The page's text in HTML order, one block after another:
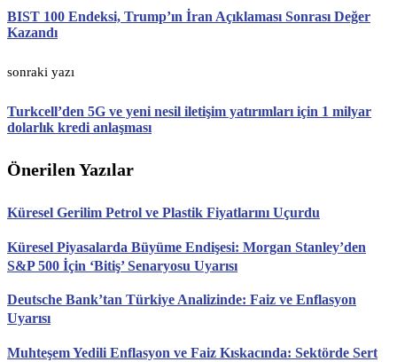
BIST 100 Endeksi, Trump’ın İran Açıklaması Sonrası Değer
Kazandı
sonraki yazı
Turkcell’den 5G ve yeni nesil iletişim yatırımları için 1 milyar
dolarlık kredi anlaşması
Önerilen Yazılar
Küresel Gerilim Petrol ve Plastik Fiyatlarını Uçurdu
Küresel Piyasalarda Büyüme Endişesi: Morgan Stanley’den
S&P 500 İçin ‘Bitiş’ Senaryosu Uyarısı
Deutsche Bank’tan Türkiye Analizinde: Faiz ve Enflasyon
Uyarısı
Muhteşem Yedili Enflasyon ve Faiz Kıskacında: Sektörde Sert